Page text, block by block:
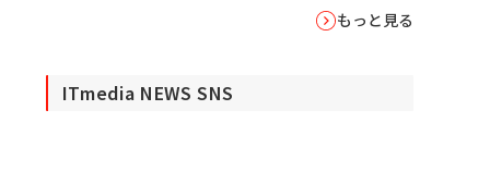
もっと見る
ITmedia NEWS SNS